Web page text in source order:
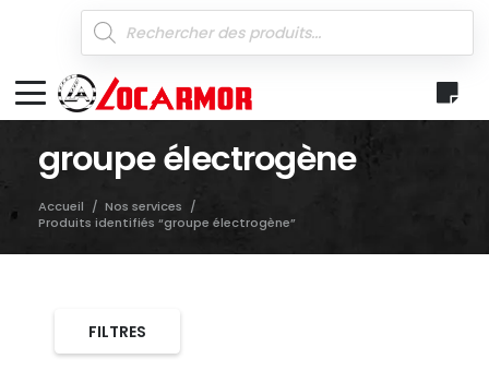
Recherche
de
produits
groupe électrogène
Accueil / Nos services /
Produits identifiés “groupe électrogène”
FILTRES